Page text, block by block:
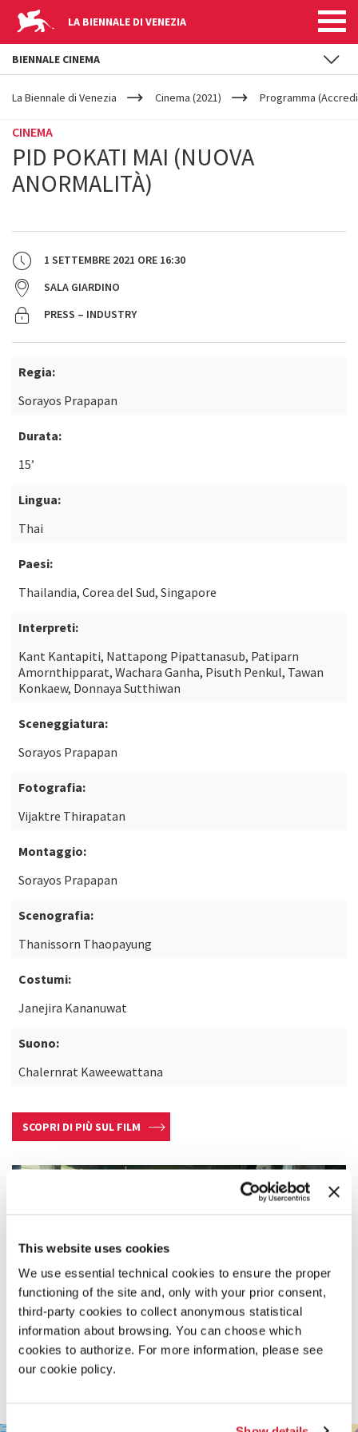
This website uses cookies
We use essential technical cookies to ensure the proper
functioning of the site and, only with your prior consent,
third-party cookies to collect anonymous statistical
information about browsing. You can choose which
cookies to authorize. For more information, please see
our cookie policy.
LA BIENNALE DI VENEZIA
YOUR
ARE
La Biennale di Venezia Cinema (2021) Programma
CINEMA
PID POKATI MAI (NUOVA
ANORMALITÀ)
1 SETTEMBRE 2021 ORE 16:30
SALA GIARDINO
PRESS – INDUSTRY
Regia:
Sorayos Prapapan
Durata:
15’
Lingua:
Thai
Paesi:
Thailandia, Corea del Sud, Singapore
Interpreti:
Kant Kantapiti, Nattapong Pipattanasub, Patiparn
Amornthipparat, Wachara Ganha, Pisuth Penkul, Tawan
Konkaew, Donnaya Sutthiwan
Sceneggiatura:
Sorayos Prapapan
Fotografia:
Vijaktre Thirapatan
Montaggio:
Sorayos Prapapan
Scenografia:
Thanissorn Thaopayung
Costumi:
Janejira Kananuwat
Suono:
Chalernrat Kaweewattana
SCOPRI DI PIÙ SUL FILM
BIENNALE CINEMA